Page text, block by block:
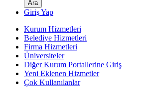
Giriş Yap
Kurum Hizmetleri
Belediye Hizmetleri
Firma Hizmetleri
Üniversiteler
Diğer Kurum Portallerine Giriş
Yeni Eklenen Hizmetler
Çok Kullanılanlar